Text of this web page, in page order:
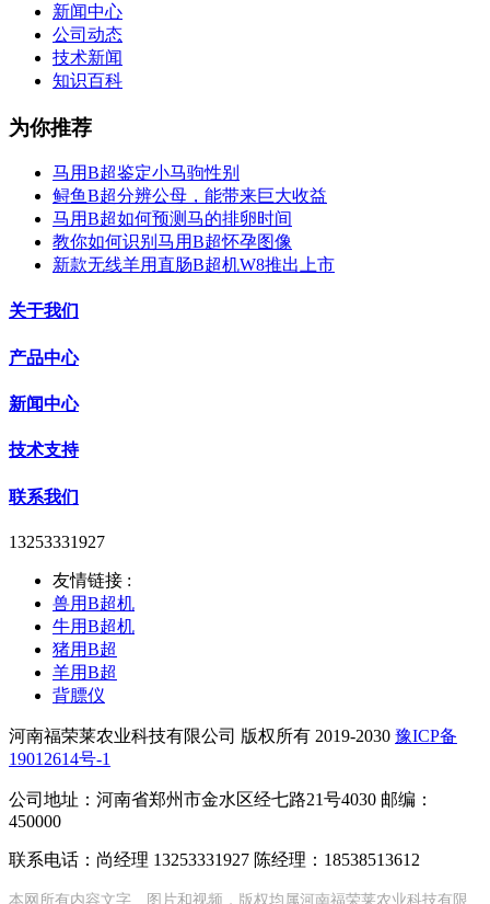
新闻中心
公司动态
技术新闻
知识百科
为你推荐
马用B超鉴定小马驹性别
鲟鱼B超分辨公母，能带来巨大收益
马用B超如何预测马的排卵时间
教你如何识别马用B超怀孕图像
新款无线羊用直肠B超机W8推出上市
关于我们
产品中心
新闻中心
技术支持
联系我们
13253331927
友情链接 :
兽用B超机
牛用B超机
猪用B超
羊用B超
背膘仪
河南福荣莱农业科技有限公司 版权所有 2019-2030 豫ICP备
19012614号-1
公司地址：河南省郑州市金水区经七路21号4030 邮编：
450000
联系电话：尚经理 13253331927 陈经理：18538513612
本网所有内容文字、图片和视频，版权均属河南福荣莱农业科技有限